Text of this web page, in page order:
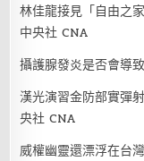
林佳龍接見「自由之
中央社 CNA
攝護腺發炎是否會導
漢光演習金防部實彈
央社 CNA
威權幽靈還漂浮在台